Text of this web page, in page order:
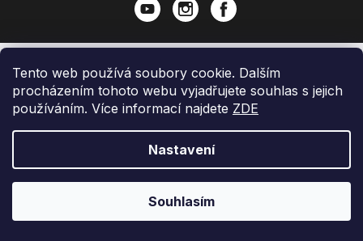
Tento web používá soubory cookie. Dalším
procházením tohoto webu vyjadřujete souhlas s jejich
používáním. Více informací najdete ZDE
Nastavení
Souhlasím
Vytvořil Shoptet
Copyright 2026e-shop iPhoneLab.cz. Všechna práva
vyhrazena.